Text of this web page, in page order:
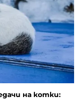
на котки: